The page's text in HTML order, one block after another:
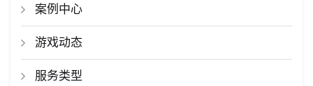
案例中心
游戏动态
服务类型